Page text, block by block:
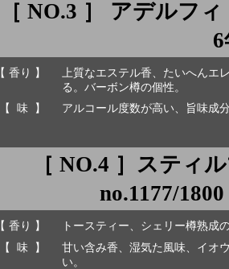
［ NO.3 ］ アデルフ
【 香り 】
上質なエステル香、たいへんエ
る。バーボン樽の個性。
【 味 】
アルコール度数が高い、旨味成
［ NO.4 ］スティ
no.1177/
【 香り 】
トースティー、シェリー樽熟成
【 味 】
甘い含み香、湿気た風味、イオ
い。